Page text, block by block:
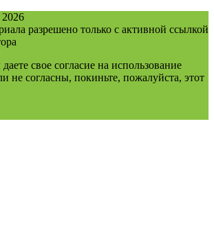
разрешено только с активной ссылкой
свое согласие на использование
не согласны, покиньте, пожалуйста, этот